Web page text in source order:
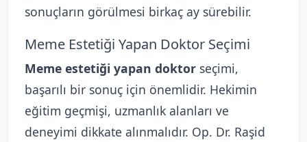
sonuçların görülmesi birkaç ay sürebilir.
Meme Estetiği Yapan Doktor Seçimi
Meme estetiği yapan doktor seçimi,
başarılı bir sonuç için önemlidir. Hekimin
eğitim geçmişi, uzmanlık alanları ve
deneyimi dikkate alınmalıdır. Op. Dr. Raşid